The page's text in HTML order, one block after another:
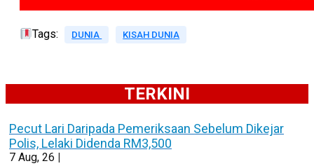
Tags: DUNIA KISAH DUNIA
TERKINI
Pecut Lari Daripada Pemeriksaan Sebelum Dikejar
Polis, Lelaki Didenda RM3,500
7 Aug, 26 |